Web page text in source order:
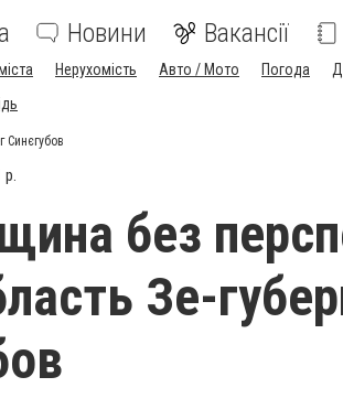
Новини Вакансії
Нерухомість Авто / Мото Погода
Синєгубов
р.
без
Зе-